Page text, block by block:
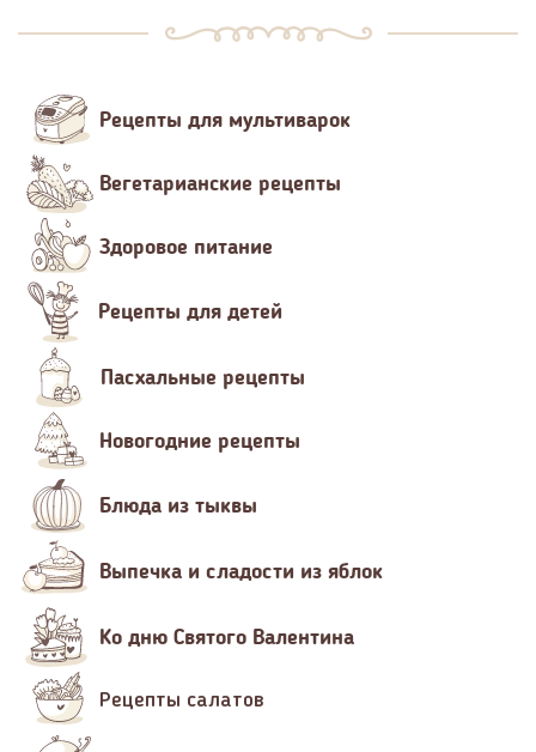
Рецепты для мультиварок
Вегетарианские рецепты
Здоровое питание
Рецепты для детей
Пасхальные рецепты
Новогодние рецепты
Блюда из тыквы
Выпечка и сладости из яблок
Ко дню Святого Валентина
Рецепты салатов